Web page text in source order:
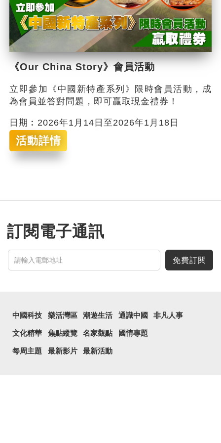
《Our China Story》會員活動
立即參加《中國新特產系列》限時會員活動，成
為會員並答對問題，即可贏取現金禮券！
日期︰2026年1月14日至2026年1月18日
活動詳情
訂閱電子通訊
免費訂閱
中國科技 樂活灣區 潮遊生活 通識中國 非凡人事
文化精華 焦點縱覽 名家觀點 國情專題
每周主題 最新影片 最新活動